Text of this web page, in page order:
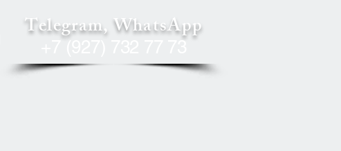
Telegram, WhatsApp
+7 (927) 732 77 73